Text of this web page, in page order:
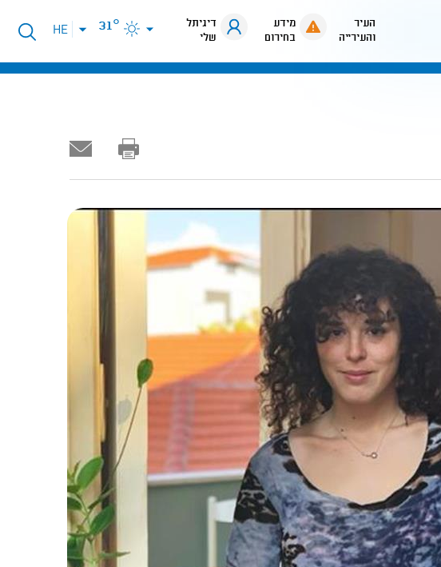
העיר
והעירייה
מידע
בחירום
דיגיתל
שלי
31°
פתיחת
תפריט
HE